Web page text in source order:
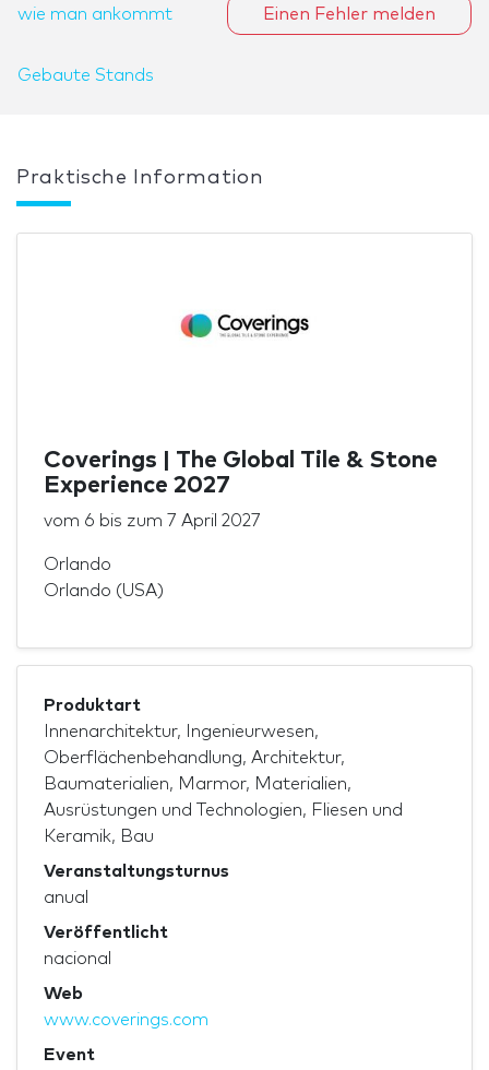
wie man ankommt
Gebaute Stands
Einen Fehler melden
Praktische Information
Coverings | The Global Tile & Stone
Experience 2027
vom 6 bis zum 7 April 2027
Orlando
Orlando (USA)
Produktart
Innenarchitektur, Ingenieurwesen,
Oberflächenbehandlung, Architektur,
Baumaterialien, Marmor, Materialien,
Ausrüstungen und Technologien, Fliesen und
Keramik, Bau
Veranstaltungsturnus
anual
Veröffentlicht
nacional
Web
www.coverings.com
Event